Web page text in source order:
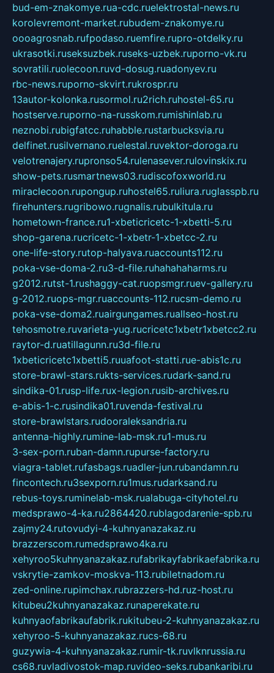
bud-em-znakomye.rua-cdc.ruelektrostal-news.ru
korolevremont-market.rubudem-znakomye.ru
oooagrosnab.rufpodaso.ruemfire.rupro-otdelky.ru
ukrasotki.ruseksuzbek.ruseks-uzbek.ruporno-vk.ru
sovratili.ruolecoon.ruvd-dosug.ruadonyev.ru
rbc-news.ruporno-skvirt.rukrospr.ru
13autor-kolonka.rusormol.ru2rich.ruhostel-65.ru
hostserve.ruporno-na-russkom.rumishinlab.ru
neznobi.rubigfatcc.ruhabble.rustarbucksvia.ru
delfinet.rusilvernano.ruelestal.ruvektor-doroga.ru
velotrenajery.rupronso54.rulenasever.rulovinskix.ru
show-pets.rusmartnews03.rudiscofoxworld.ru
miraclecoon.rupongup.ruhostel65.ruliura.ruglasspb.ru
firehunters.rugribowo.rugnalis.rubulkitula.ru
hometown-france.ru1-xbeticricetc-1-xbetti-5.ru
shop-garena.rucricetc-1-xbetr-1-xbetcc-2.ru
one-life-story.rutop-halyava.ruaccounts112.ru
poka-vse-doma-2.ru3-d-file.ruhahahaharms.ru
g2012.rutst-1.rushaggy-cat.ruopsmgr.ruev-gallery.ru
g-2012.ruops-mgr.ruaccounts-112.rucsm-demo.ru
poka-vse-doma2.ruairgungames.ruallseo-host.ru
tehosmotre.ruvarieta-yug.rucricetc1xbetr1xbetcc2.ru
raytor-d.ruatillagunn.ru3d-file.ru
1xbeticricetc1xbetti5.ruuafoot-statti.rue-abis1c.ru
store-brawl-stars.rukts-services.rudark-sand.ru
sindika-01.rusp-life.rux-legion.rusib-archives.ru
e-abis-1-c.rusindika01.ruvenda-festival.ru
store-brawlstars.rudooraleksandria.ru
antenna-highly.rumine-lab-msk.ru1-mus.ru
3-sex-porn.ruban-damn.rupurse-factory.ru
viagra-tablet.rufasbags.ruadler-jun.rubandamn.ru
fincontech.ru3sexporn.ru1mus.rudarksand.ru
rebus-toys.ruminelab-msk.rualabuga-cityhotel.ru
medsprawo-4-ka.ru2864420.rublagodarenie-spb.ru
zajmy24.rutovudyi-4-kuhnyanazakaz.ru
brazzerscom.rumedsprawo4ka.ru
xehyroo5kuhnyanazakaz.rufabrikayfabrikaefabrika.ru
vskrytie-zamkov-moskva-113.rubiletnadom.ru
zed-online.rupimchax.rubrazzers-hd.ruz-host.ru
kitubeu2kuhnyanazakaz.runaperekate.ru
kuhnyaofabrikaufabrik.rukitubeu-2-kuhnyanazakaz.ru
xehyroo-5-kuhnyanazakaz.rucs-68.ru
guzywia-4-kuhnyanazakaz.rumir-tk.ruvlknrussia.ru
cs68.ruvladivostok-map.ruvideo-seks.rubankaribi.ru